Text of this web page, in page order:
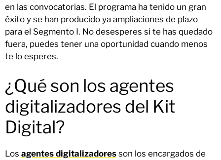
en las convocatorias. El programa ha tenido un gran
éxito y se han producido ya ampliaciones de plazo
para el Segmento I. No desesperes si te has quedado
fuera, puedes tener una oportunidad cuando menos
te lo esperes.
¿Qué son los agentes
digitalizadores del Kit
Digital?
Los agentes digitalizadores son los encargados de